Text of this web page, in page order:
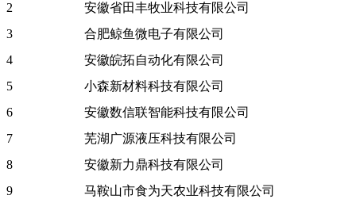
2
安徽省田丰牧业科技有限公司
3
合肥鲸鱼微电子有限公司
4
安徽皖拓自动化有限公司
5
小森新材料科技有限公司
6
安徽数信联智能科技有限公司
7
芜湖广源液压科技有限公司
8
安徽新力鼎科技有限公司
9
马鞍山市食为天农业科技有限公司